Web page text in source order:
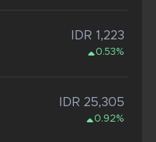
IDR 1,223
0.53%
IDR 25,305
0.92%